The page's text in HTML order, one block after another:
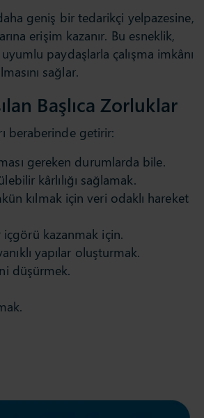
geniş bir tedarikçi yelpazesine,
erişim kazanır. Bu esneklik,
paydaşlarla çalışma imkânı
sağlar.
Başlıca Zorluklar
beraberinde getirir:
gereken durumlarda bile.
kârlılığı sağlamak.
kılmak için veri odaklı hareket
kazanmak için.
yapılar oluşturmak.
düşürmek.